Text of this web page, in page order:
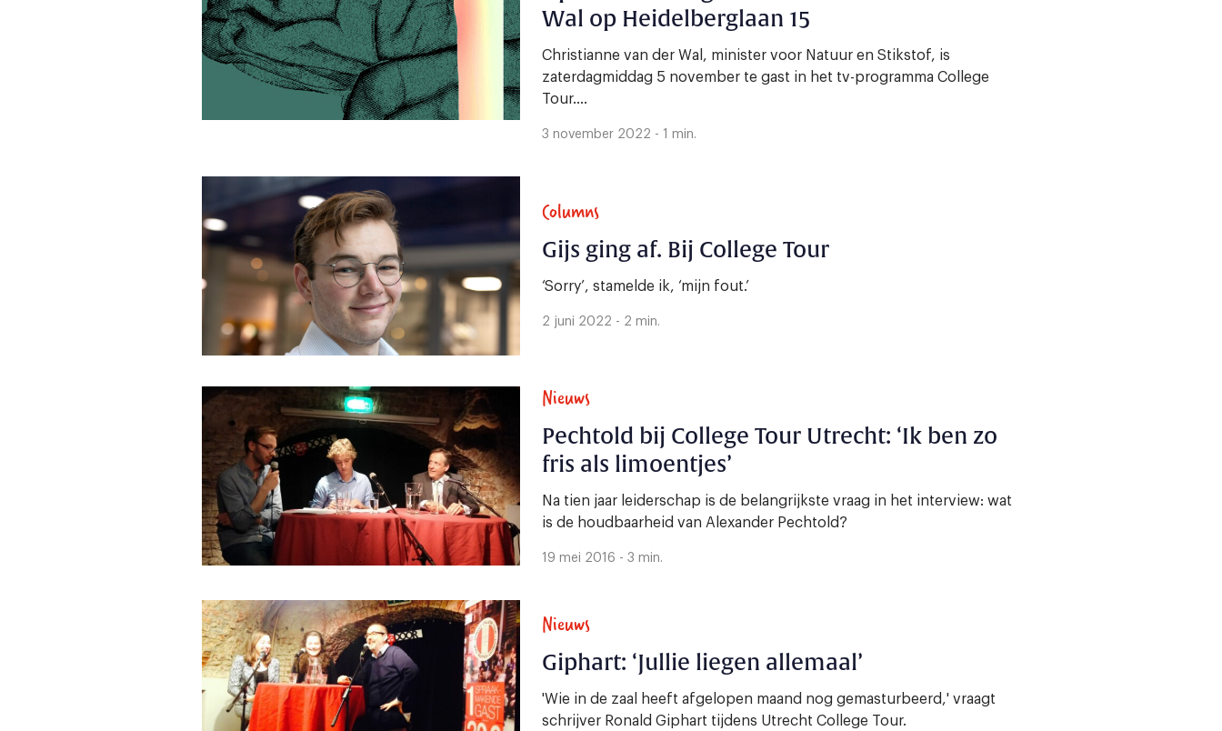
Wal op Heidelberglaan 15
Christianne van der Wal, minister voor Natuur en Stikstof, is
zaterdagmiddag 5 november te gast in het tv-programma College
Tour....
3 november 2022 - 1 min.
Columns
Gijs ging af. Bij College Tour
‘Sorry’, stamelde ik, ‘mijn fout.’
2 juni 2022 - 2 min.
Nieuws
Pechtold bij College Tour Utrecht: ‘Ik ben zo
fris als limoentjes’
Na tien jaar leiderschap is de belangrijkste vraag in het interview: wat
is de houdbaarheid van Alexander Pechtold?
19 mei 2016 - 3 min.
Nieuws
Giphart: ‘Jullie liegen allemaal’
'Wie in de zaal heeft afgelopen maand nog gemasturbeerd,' vraagt
schrijver Ronald Giphart tijdens Utrecht College Tour.